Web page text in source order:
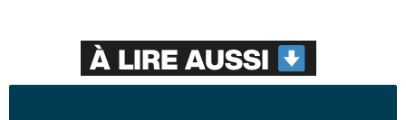
À LIRE AUSSI